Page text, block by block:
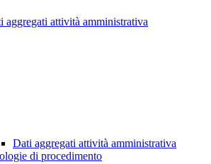
aggregati attività amministrativa
Dati aggregati attività amministrativa
di procedimento